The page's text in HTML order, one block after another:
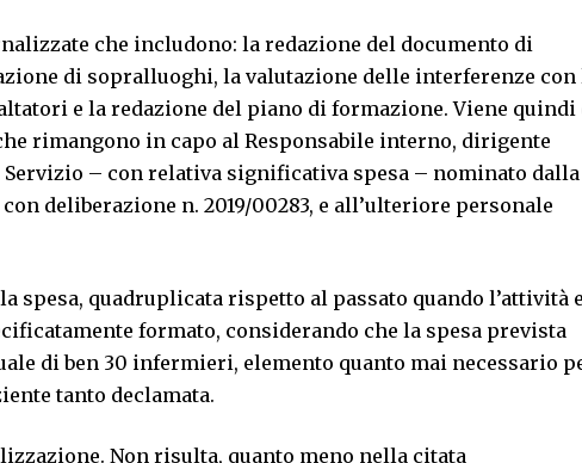
che includono: la redazione del documento di
di sopralluoghi, la valutazione delle interferenze con
e la redazione del piano di formazione. Viene quindi
rimangono in capo al Responsabile interno, dirigente
Servizio – con relativa significativa spesa – nominato dalla
deliberazione n. 2019/00283, e all’ulteriore personale
spesa, quadruplicata rispetto al passato quando l’attività
formato, considerando che la spesa prevista
di ben 30 infermieri, elemento quanto mai necessario
tanto declamata.
Non risulta, quanto meno nella citata